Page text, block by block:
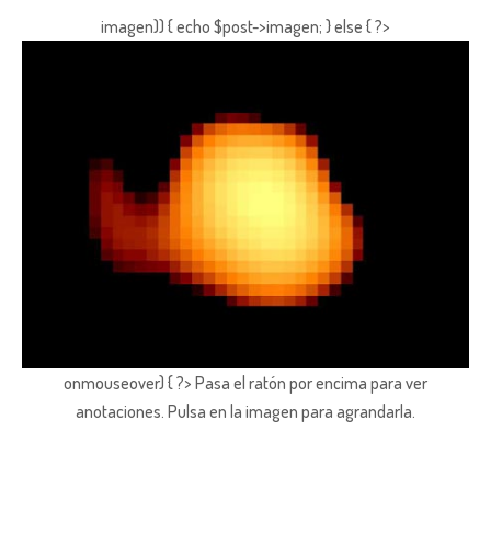
imagen)) { echo $post->imagen; } else { ?>
onmouseover) { ?> Pasa el ratón por encima para ver
anotaciones. Pulsa en la imagen para agrandarla.